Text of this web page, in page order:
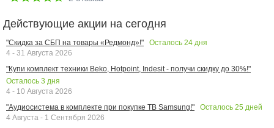
Действующие акции на сегодня
"Скидка за СБП на товары «Редмонд»!" Осталось 24 дня
4 - 31 Августа 2026
"Купи комплект техники Beko, Hotpoint, Indesit - получи скидку до 30%!"
Осталось 3 дня
4 - 10 Августа 2026
"Аудиосистема в комплекте при покупке ТВ Samsung!"
Осталось 25 дней
4 Августа - 1 Сентября 2026